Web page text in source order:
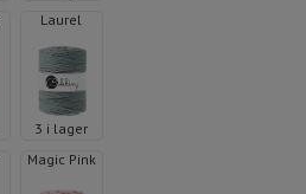
Laurel
3 i lager
Magic Pink